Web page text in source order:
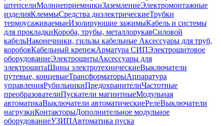
штепселиМолниеприемникиЗаземлениеЭлектромонтажные
изделияКлеммыСредства диэлектрическиеТрубки
термоусаживаемыеИзолирующие зажимыКабель и системы
для прокладкиКороба, трубы, металлорукавСиловой
кабельНаконечники, гильзы кабельные Аксессуары для труб,
коробовКабельный крепежАрматура СИПЭлектрощитовое
оборудованиеЭлектрощитыАксессуары для
электрощитаШины электротехническиеВыключатели
путевые, концевыеТрансформаторыАппаратура
управленияРубильникиПредохранителиЧастотные
преобразователиПускатели магнитныеМодульная
автоматикаВыключатели автоматическиеРелеВыключатели
нагрузкиКонтакторыДополнительное модульное
оборудованиеУЗИПАвтоматика пуска